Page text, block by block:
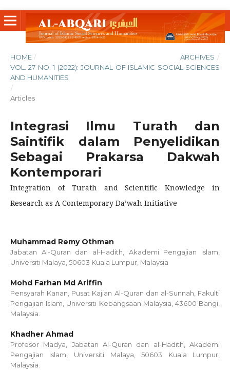
HOME / ARCHIVES /
VOL. 27 NO. 1 (2022): JOURNAL OF ISLAMIC SOCIAL SCIENCES
AND HUMANITIES
/
Articles
Integrasi Ilmu Turath dan
Saintifik dalam Penyelidikan
Sebagai Prakarsa Dakwah
Kontemporari
Integration of Turath and Scientific Knowledge in
Research as A Contemporary Da’wah Initiative
Muhammad Remy Othman
Jabatan Al-Quran dan al-Hadith, Akademi Pengajian Islam,
Universiti Malaya, 50603 Kuala Lumpur, Malaysia
Mohd Farhan Md Ariffin
Pensyarah Kanan, Pusat Kajian Al-Quran dan al-Sunnah, Fakulti
Pengajian Islam, Universiti Kebangsaan Malaysia, 43600 Bangi,
Malaysia.
Khadher Ahmad
Profesor Madya, Jabatan Al-Quran dan al-Hadith, Akademi
Pengajian Islam, Universiti Malaya, 50603 Kuala Lumpur,
Malaysia.